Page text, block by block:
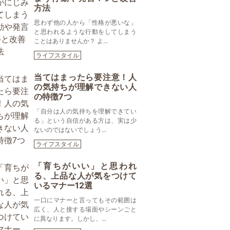
方法
思わず他の人から「性格が悪いな」
と思われるような行動をしてしまう
ことはありませんか？ よ...
ライフスタイル
当てはまったら要注意！人
の気持ちが理解できない人
の特徴7つ
「自分は人の気持ちを理解できてい
る」という自信がある方は、実は少
ないのではないでしょう...
ライフスタイル
「育ちがいい」と思われ
る、上品な人が気をつけて
いるマナー12選
一口にマナーと言ってもその範囲は
広く、人と接する場面やシーンごと
に異なります。しかし、...